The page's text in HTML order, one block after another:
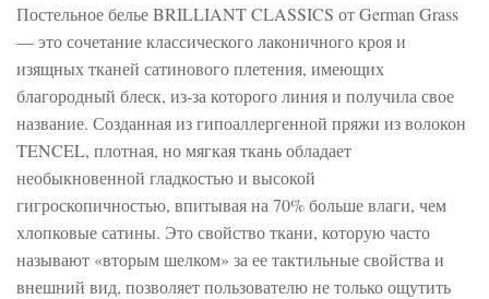
Постельное белье BRILLIANT CLASSICS от German Grass
— это сочетание классического лаконичного кроя и
изящных тканей сатинового плетения, имеющих
благородный блеск, из-за которого линия и получила свое
название. Созданная из гипоаллергенной пряжи из волокон
TENCEL, плотная, но мягкая ткань обладает
необыкновенной гладкостью и высокой
гигроскопичностью, впитывая на 70% больше влаги, чем
хлопковые сатины. Это свойство ткани, которую часто
называют «вторым шелком» за ее тактильные свойства и
внешний вид, позволяет пользователю не только ощутить